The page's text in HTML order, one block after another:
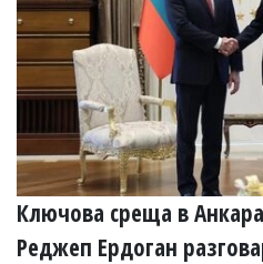
Ключова среща в
Реджеп Ердоган